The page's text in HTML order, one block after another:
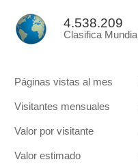
4.538.209
Clasifica Mundial
Páginas vistas al mes
Visitantes mensuales
Valor por visitante
Valor estimado